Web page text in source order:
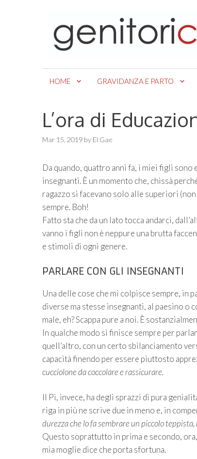
HOME GRAVIDANZA E PARTO
L’ora di
Mar 15, 2019 by El Gae
Da quando, quattro anni fa, i miei figli
insegnanti. È un momento che, chissà
ragazzo si facevano solo alle superiori
sempre. Boh!
Fatto sta che da un lato tocca andarci,
vanno i figli non è neppure una brutta
e stimoli di ogni genere.
PARLARE CON GLI INSEGNANTI
Una delle cose che mi colpisce sempre, in
diverse ma stesse insegnanti, al paesino o
male, eh? Scappa pure a noi. È
In qualche modo si finisce sempre per
quell’altro, con un certo sbilanciamento
capacità finendo per essere piuttosto
cucciolone da coccolare e rassicurare.
Il Pi, invece, ha degli sprazzi di pura
riga in più ne scrive due in meno e, in
durezza che lo fa sembrare un piccolo
Questo soprattutto in prima e secondo,
mia moglie dice che porta sfortuna.